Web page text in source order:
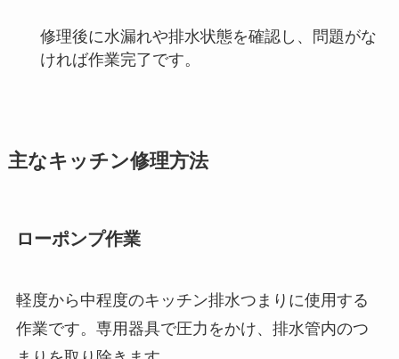
修理後に水漏れや排水状態を確認し、問題がな
ければ作業完了です。
主なキッチン修理方法
ローポンプ作業
軽度から中程度のキッチン排水つまりに使用する
作業です。専用器具で圧力をかけ、排水管内のつ